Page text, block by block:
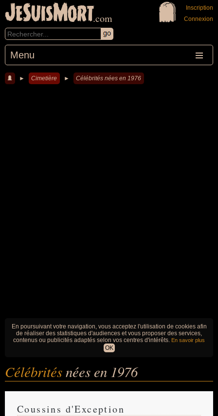
JeSuisMort.com
Menu
Inscription
Connexion
► Cimetière ► Célébrités nées en 1976
En poursuivant votre navigation, vous acceptez l'utilisation de cookies afin
de réaliser des statistiques d'audiences et vous proposer des services,
contenus ou publicités adaptés selon vos centres d'intérêts. En savoir plus
OK
Célébritésnées en 1976
Coussins d'Exception